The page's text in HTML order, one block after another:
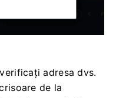
adresa dvs.
de la